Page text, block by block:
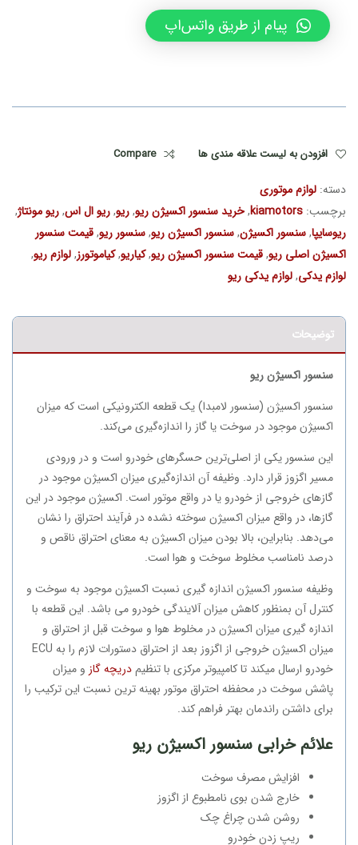
پیام از طریق واتس‌اپ
افزودن به لیست علاقه مندی ها Compare
دسته: لوازم موتوری
برچسب: kiamotors
,خرید سنسور اکسیژن ریو,ریو,ریو ال اس,ریو مونتاژ,
ریوسایپا,سنسور اکسیژن,سنسور اکسیژن ریو,سنسور ریو,قیمت سنسور
اکسیژن اصلی ریو,قیمت سنسور اکسیژن ریو,کیاریو,کیاموتورز,لوازم ریو,
لوازم یدکی,لوازم یدکی ریو
توضیحات
سنسور اکسیژن ریو
سنسور اکسیژن (سنسور لامبدا) یک قطعه الکترونیکی است که میزان
اکسیژن موجود در سوخت یا گاز را اندازه‌گیری می‌کند.
این سنسور یکی از اصلی‌ترین حسگرهای خودرو است و در ورودی
مسیر اگزوز قرار دارد. وظیفه آن اندازه‌گیری میزان اکسیژن موجود در
گازهای خروجی از خودرو یا در واقع موتور است. اکسیژن موجود در این
گازها، در واقع میزان اکسیژن سوخته نشده در فرآیند احتراق را نشان
می‌دهد. بنابراین، بالا بودن میزان اکسیژن به معنای احتراق ناقص و
درصد نامناسب مخلوط سوخت و هوا است.
وظیفه سنسور اکسیژن اندازه گیری نسبت اکسیژن موجود به سوخت و
کنترل آن بمنظور کاهش میزان آلایندگی خودرو می باشد. این قطعه با
اندازه گیری میزان اکسیژن در مخلوط هوا و سوخت قبل از احتراق و
میزان اکسیژن خروجی از اگزوز بعد از احتراق دستورات لازم را به ECU
خودرو ارسال میکند تا کامپیوتر مرکزی با تنظیمدریچه گاز و میزان
پاشش سوخت در محفظه احتراق موتور بهینه ترین نسبت این ترکیب را
برای داشتن راندمان بهتر فراهم کند.
علائم خرابی سنسور اکسیژن ریو
افزایش مصرف سوخت
خارج شدن بوی نامطبوع از اگزوز
روشن شدن چراغ چک
ریپ زدن خودرو